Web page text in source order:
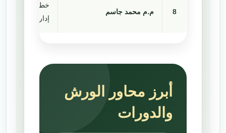
8 م.م محمد جاسم
خطوات الدرس
إدارة الوقت
أبرز محاور الورش
والدورات